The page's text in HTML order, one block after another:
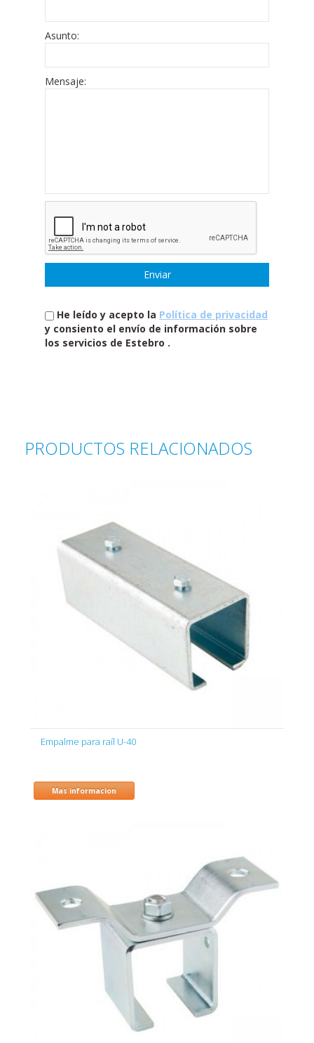
Asunto:
Mensaje:
He leído y acepto la Política de privacidad
y consiento el envío de información sobre
los servicios de Estebro .
PRODUCTOS RELACIONADOS
Empalme para raíl U-40
Mas informacion